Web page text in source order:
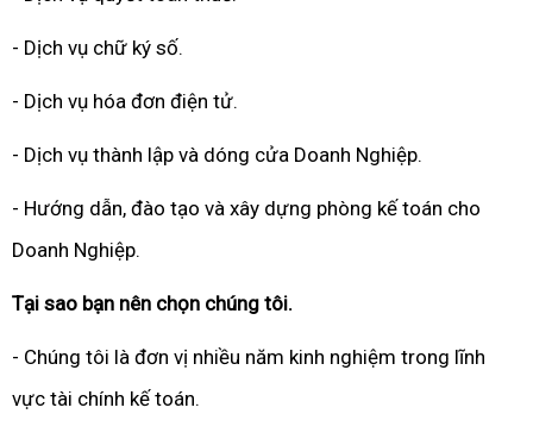
- Dịch vụ chữ ký số.
- Dịch vụ hóa đơn điện tử.
- Dịch vụ thành lập và dóng cửa Doanh Nghiệp.
- Hướng dẫn, đào tạo và xây dựng phòng kế toán cho
Doanh Nghiệp.
Tại sao bạn nên chọn chúng tôi.
- Chúng tôi là đơn vị nhiều năm kinh nghiệm trong lĩnh
vực tài chính kế toán.